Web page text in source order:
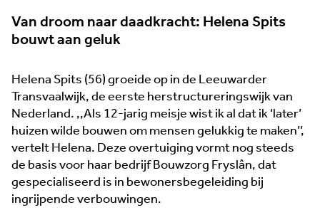
Wij staan klaar voor ondernemers in onze gemeente
en zijn trots op de grote verscheidenheid van
gebied weten wat er speelt en schakelen snel bij
hulpvragen. We geven advies, gevraagd én
ongevraagd, over zaken als nieuwe regelingen of
duurzaam ondernemen. Heeft u een
ondernemersvraag of wellicht een idee? Neem
gerust contact op met een van onze
accountmanagers.
Van droom naar daadkracht: Helena Spits
bouwt aan geluk
Helena Spits (56) groeide op in de Leeuwarder
Transvaalwijk, de eerste herstructureringswijk van
Nederland. ,,Als 12-jarig meisje wist ik al dat ik ‘later’
huizen wilde bouwen om mensen gelukkig te maken’’,
vertelt Helena. Deze overtuiging vormt nog steeds
de basis voor haar bedrijf Bouwzorg Fryslân, dat
gespecialiseerd is in bewonersbegeleiding bij
ingrijpende verbouwingen.